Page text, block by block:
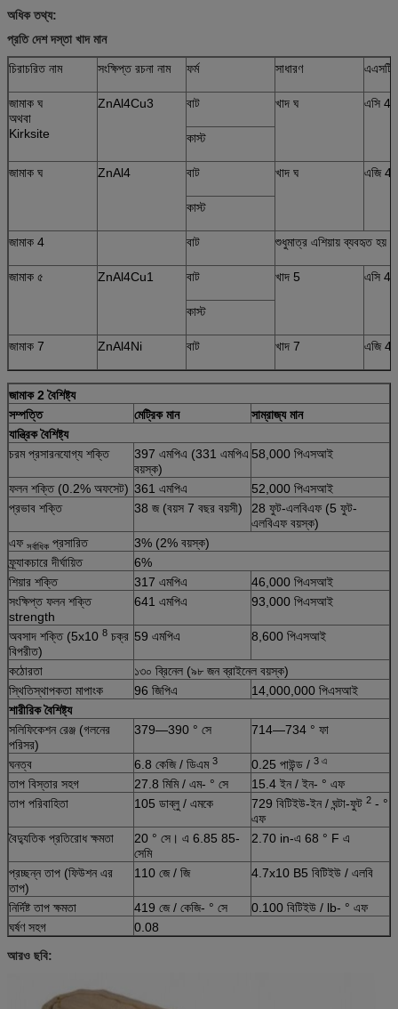
অধিক তথ্য:
প্রতি দেশ দস্তা খাদ মান
চিরাচরিত নাম সংক্ষিপ্ত রচনা নাম ফর্ম সাধারণ
জামাক ঘ
অথবা
Kirksite
ZnAl4Cu3 বাট খাদ ঘ এসি
কাস্ট
জামাক ঘ ZnAl4 বাট খাদ ঘ এজি
কাস্ট
জামাক 4 বাট শুধুমাত্র এশিয়ায় ব্যবহৃত হয়
জামাক ৫ ZnAl4Cu1 বাট খাদ 5 এসি
কাস্ট
জামাক 7 ZnAl4Ni বাট খাদ 7 এজি
জামাক 2 বৈশিষ্ট্য
সম্পত্তি
মেট্রিক মান
সাম্রাজ্য মান
যান্ত্রিক বৈশিষ্ট্য
চরম প্রসারনযোগ্য শক্তি
397 এমপিএ (331 এমপিএ
বয়স্ক)
58,000 পিএসআই
ফলন শক্তি (0.2% অফসেট) 361 এমপিএ
52,000 পিএসআই
প্রভাব শক্তি
38 জ (বয়স 7 বছর বয়সী)
28 ফুট-এলবিএফ (5 ফুট-
এলবিএফ বয়স্ক)
এফ সর্বাধিক প্রসারিত
3% (2% বয়স্ক)
ফ্র্যাকচারে দীর্ঘায়িত
6%
শিয়ার শক্তি
317 এমপিএ
46,000 পিএসআই
সংক্ষিপ্ত ফলন শক্তি
strength
641 এমপিএ 93,000 পিএসআই
অবসাদ শক্তি (5x10 8 চক্র
বিপরীত)
59 এমপিএ 8,600 পিএসআই
কঠোরতা
১৩০ ব্রিনেল (৯৮ জন ব্রাইনেল বয়স্ক)
স্থিতিস্থাপকতা মাপাংক
96 জিপিএ
14,000,000 পিএসআই
শারীরিক বৈশিষ্ট্য
সলিফিকেশন রেঞ্জ (গলনের
পরিসর)
379—390 ° সে 714—734 ° ফা
ঘনত্ব 6.8 কেজি / ডিএম 3 0.25 পাউন্ড / 3 এ
তাপ বিস্তার সহগ 27.8 মিমি / এম- ° সে
15.4 ইন / ইন- ° এফ
তাপ পরিবাহিতা
105 ডাব্লু / এমকে 729 বিটিইউ-ইন / ঘন্টা-ফুট 2 - °
এফ
বৈদ্যুতিক প্রতিরোধ ক্ষমতা
20 ° সে। এ 6.85 85-
সেমি
2.70 in-এ 68 ° F এ
প্রচ্ছন্ন তাপ (ফিউশন এর
তাপ)
110 জে / জি 4.7x10 B5 বিটিইউ / এলবি
নির্দিষ্ট তাপ ক্ষমতা 419 জে / কেজি- ° সে
0.100 বিটিইউ / lb- ° এফ
ঘর্ষণ সহগ
0.08
আরও ছবি: